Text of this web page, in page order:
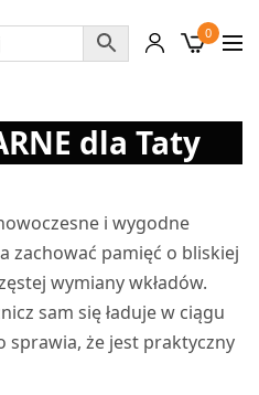
0
dla Taty
i wygodne
zachować pamięć o bliskiej
wymiany wkładów.
sam się ładuje w ciągu
sprawia, że jest praktyczny